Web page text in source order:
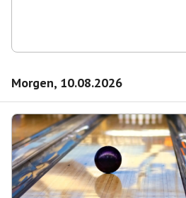
Morgen, 10.08.2026